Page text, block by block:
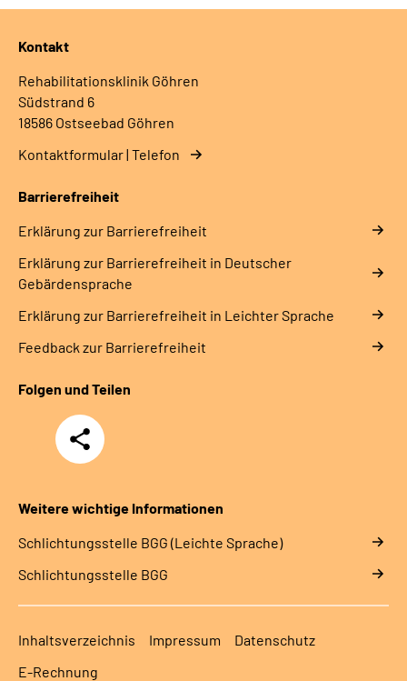
Kontakt
Rehabilitationsklinik Göhren
Südstrand 6
18586 Ostseebad Göhren
Kontaktformular | Telefon
Barrierefreiheit
Erklärung zur Barrierefreiheit
Erklärung zur Barrierefreiheit in Deutscher
Gebärdensprache
Erklärung zur Barrierefreiheit in Leichter Sprache
Feedback zur Barrierefreiheit
Folgen und Teilen
Teilen
Weitere wichtige Informationen
Schlich­tungs­stel­le BGG (Leichte Sprache)
Schlich­tungs­stel­le BGG
Inhaltsverzeichnis Impressum
Datenschutz
E-Rechnung